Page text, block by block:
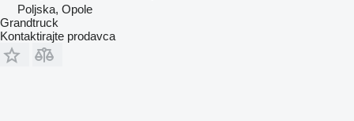
Poljska, Opole
Grandtruck
Kontaktirajte prodavca